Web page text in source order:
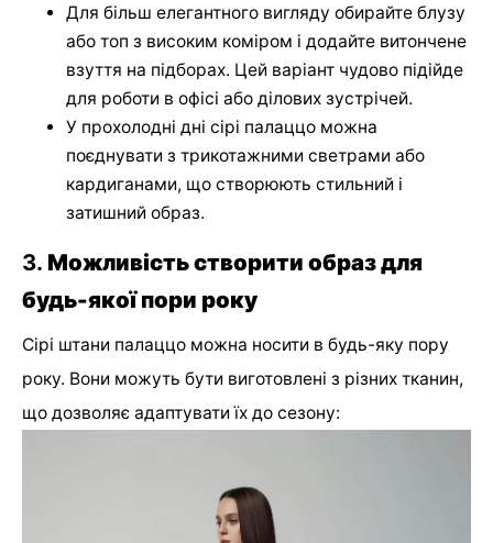
Для більш елегантного вигляду обирайте блузу
або топ з високим коміром і додайте витончене
взуття на підборах. Цей варіант чудово підійде
для роботи в офісі або ділових зустрічей.
У прохолодні дні сірі палаццо можна
поєднувати з трикотажними светрами або
кардиганами, що створюють стильний і
затишний образ.
3. Можливість створити образ для
будь-якої пори року
Сірі штани палаццо можна носити в будь-яку пору
року. Вони можуть бути виготовлені з різних тканин,
що дозволяє адаптувати їх до сезону: